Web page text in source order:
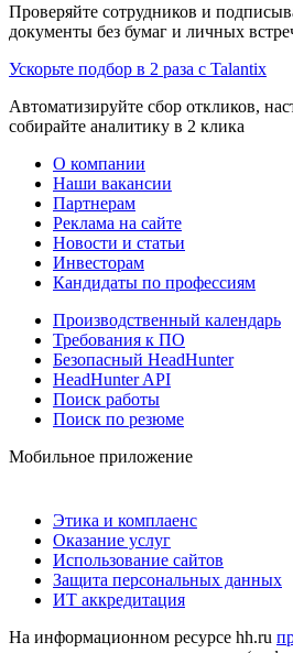
Проверяйте сотрудников и
документы без бумаг и личных
Ускорьте подбор в 2 раза с Talantix
Автоматизируйте сбор откликов,
собирайте аналитику в 2 клика
О компании
Наши вакансии
Партнерам
Реклама на сайте
Новости и статьи
Инвесторам
Кандидаты по профессиям
Производственный календарь
Требования к ПО
Безопасный HeadHunter
HeadHunter API
Поиск работы
Поиск по резюме
Мобильное приложение
Этика и комплаенс
Оказание услуг
Использование сайтов
Защита персональных данных
ИТ аккредитация
На информационном ресурсе hh.ru